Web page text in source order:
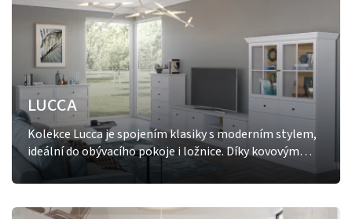
LUCCA
Kolekce Lucca je spojením klasiky s moderním stylem,
ideální do obývacího pokoje i ložnice. Díky kovovým
úchytům a masivnímu soklu vyniká elegantním
vzhledem. Laminová deska zajišťuje dlouhou životnost
a dekorativní lišty z MDF jí dodávají charakter.